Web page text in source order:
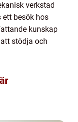
verkstad
ett besök hos
kunskap
stödja och